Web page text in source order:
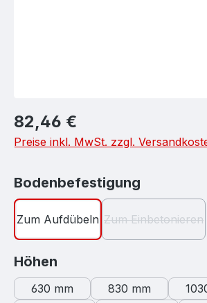
Regulärer Preis:
82,46 €
Preise inkl. MwSt. zzgl.
Bodenbefestigung
Zum Aufdübeln Zum Einbetonieren
(Diese
Höhen
630 mm 830 mm